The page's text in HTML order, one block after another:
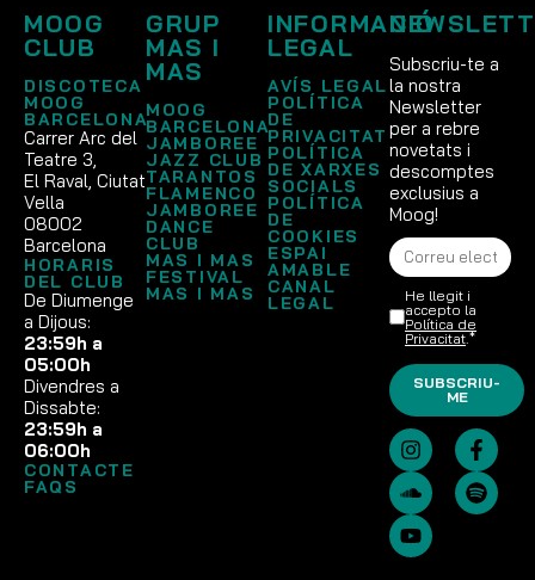
MOOG
CLUB
DISCOTECA
MOOG
BARCELONA
Carrer Arc del
Teatre 3,
El Raval, Ciutat
Vella
08002
Barcelona
HORARIS
DEL CLUB
De Diumenge
a Dijous:
23:59h a
05:00h
Divendres a
Dissabte:
23:59h a
06:00h
CONTACTE
FAQS
GRUP
MAS I
MAS
MOOG
BARCELONA
JAMBOREE
JAZZ CLUB
TARANTOS
FLAMENCO
JAMBOREE
DANCE
CLUB
MAS I MAS
FESTIVAL
MAS I MAS
INFORMACIÓ
LEGAL
AVÍS LEGAL
POLÍTICA
DE
PRIVACITAT
POLÍTICA
DE XARXES
SOCIALS
POLÍTICA
DE
COOKIES
ESPAI
AMABLE
CANAL
LEGAL
Subscriu-te a
la nostra
Newsletter
per a rebre
novetats i
descomptes
exclusius a
Moog!
He llegit i
accepto la
Política de
Privacitat .*
SUBSCRIU-
ME